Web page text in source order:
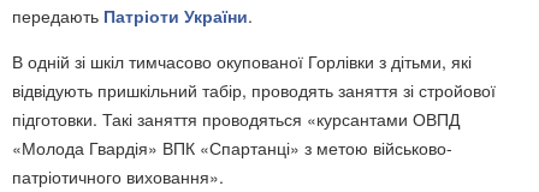
передають Патріоти України.
В одній зі шкіл тимчасово окупованої Горлівки з дітьми, які
відвідують пришкільний табір, проводять заняття зі стройової
підготовки. Такі заняття проводяться «курсантами ОВПД
«Молода Гвардія» ВПК «Спартанці» з метою військово-
патріотичного виховання».